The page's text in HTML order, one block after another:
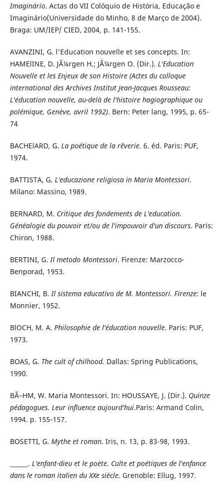
Imaginário. Actas do VII Colóquio de História, Educação e
Imaginário(Universidade do Minho, 8 de Março de 2004).
Braga: UM/IEP/ CIED, 2004, p. 141-155.
AVANZINI, G. l'Education nouvelle et ses concepts. In:
HAMElINE, D. JÃ¼rgen H.; JÃ¼rgen O. (Dir.). L'Education
Nouvelle et les Enjeux de son Histoire (Actes du colloque
international des Archives Institut Jean-Jacques Rousseau:
L'éducation nouvelle, au-delà de l'histoire hagiographique ou
polémique, Genève, avril 1992). Bern: Peter lang, 1995, p. 65-
74
BACHElARD, G. La poétique de la rêverie. 6. éd. Paris: PUF,
1974.
BATTISTA, G. L'educazione religiosa in Maria Montessori.
Milano: Massino, 1989.
BERNARD, M. Critique des fondements de L'education.
Généalogie du pouvoir et/ou de l'impouvoir d'un discours. Paris:
Chiron, 1988.
BERTINI, G. Il metodo Montessori. Firenze: Marzocco-
Benporad, 1953.
BIANCHI, B.Il sistema educativo de M. Montessori. Firenze: le
Monnier, 1952.
BlOCH, M. A. Philosophie de l'éducation nouvelle. Paris: PUF,
1973.
BOAS, G. The cult of chilhood. Dallas: Spring Publications,
1990.
BÃ–HM, W. Maria Montessori. In: HOUSSAYE, J. (Dir.). Quinze
pédagogues. Leur influence aujourd'hui.Paris: Armand Colin,
1994. p. 155-157.
BOSETTI, G. Mythe et roman. Iris, n. 13, p. 83-98, 1993.
______. L'enfant-dieu et le poète. Culte et poétiques de l'enfance
dans le roman italien du XXe siècle. Grenoble: Ellug, 1997.